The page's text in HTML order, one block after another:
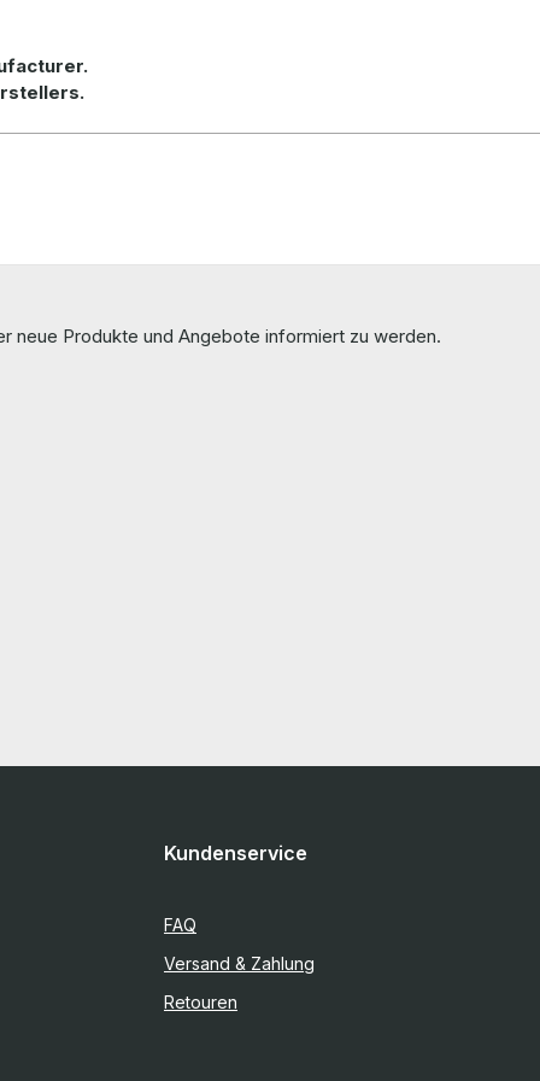
neue Produkte und Angebote informiert zu werden.
Kundenservice
FAQ
Versand & Zahlung
Retouren